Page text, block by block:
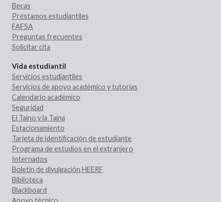
Becas
Préstamos estudiantiles
FAFSA
Preguntas frecuentes
Solicitar cita
Vida estudiantil
Servicios estudiantiles
Servicios de apoyo académico y tutorías
Calendario académico
Seguridad
El Taíno y la Taína
Estacionamiento
Tarjeta de identificación de estudiante
Programa de estudios en el extranjero
Internados
Boletín de divulgación HEERF
Biblioteca
Blackboard
Apoyo técnico